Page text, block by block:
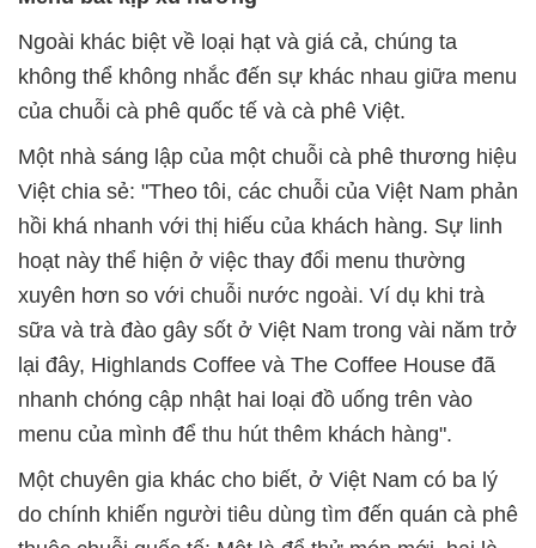
Ngoài khác biệt về loại hạt và giá cả, chúng ta
không thể không nhắc đến sự khác nhau giữa menu
của chuỗi cà phê quốc tế và cà phê Việt.
Một nhà sáng lập của một chuỗi cà phê thương hiệu
Việt chia sẻ: "Theo tôi, các chuỗi của Việt Nam phản
hồi khá nhanh với thị hiếu của khách hàng. Sự linh
hoạt này thể hiện ở việc thay đổi menu thường
xuyên hơn so với chuỗi nước ngoài. Ví dụ khi trà
sữa và trà đào gây sốt ở Việt Nam trong vài năm trở
lại đây, Highlands Coffee và The Coffee House đã
nhanh chóng cập nhật hai loại đồ uống trên vào
menu của mình để thu hút thêm khách hàng".
Một chuyên gia khác cho biết, ở Việt Nam có ba lý
do chính khiến người tiêu dùng tìm đến quán cà phê